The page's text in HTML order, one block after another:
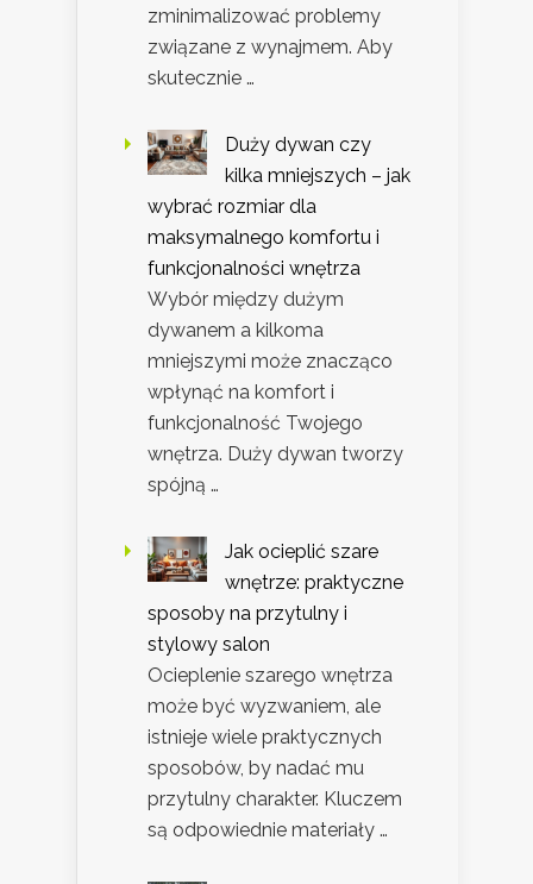
zminimalizować problemy
związane z wynajmem. Aby
skutecznie …
Duży dywan czy
kilka mniejszych – jak
wybrać rozmiar dla
maksymalnego komfortu i
funkcjonalności wnętrza
Wybór między dużym
dywanem a kilkoma
mniejszymi może znacząco
wpłynąć na komfort i
funkcjonalność Twojego
wnętrza. Duży dywan tworzy
spójną …
Jak ocieplić szare
wnętrze: praktyczne
sposoby na przytulny i
stylowy salon
Ocieplenie szarego wnętrza
może być wyzwaniem, ale
istnieje wiele praktycznych
sposobów, by nadać mu
przytulny charakter. Kluczem
są odpowiednie materiały …